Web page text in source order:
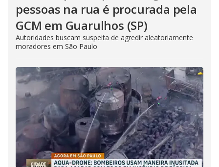
pessoas na rua é procurada pela
GCM em Guarulhos (SP)
Autoridades buscam suspeita de agredir aleatoriamente
moradores em São Paulo